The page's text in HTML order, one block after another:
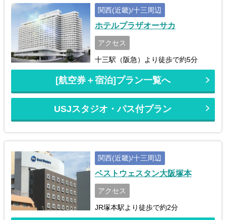
関西(近畿)/十三周辺
ホテルプラザオーサカ
アクセス
十三駅（阪急）より徒歩で約5分
[航空券＋宿泊]プラン一覧へ
USJスタジオ・パス付プラン
関西(近畿)/十三周辺
ベストウェスタン大阪塚本
アクセス
JR塚本駅より徒歩で約2分